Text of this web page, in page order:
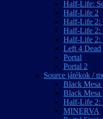
Half-Life:
Half-Life 2
Half-Life 2:
Half-Life 2:
Half-Life 2:
Left 4 Dead
Portal
Portal 2
Source játékok /
Black Mesa
Black Mesa
Half-Life 2:
MINERVA